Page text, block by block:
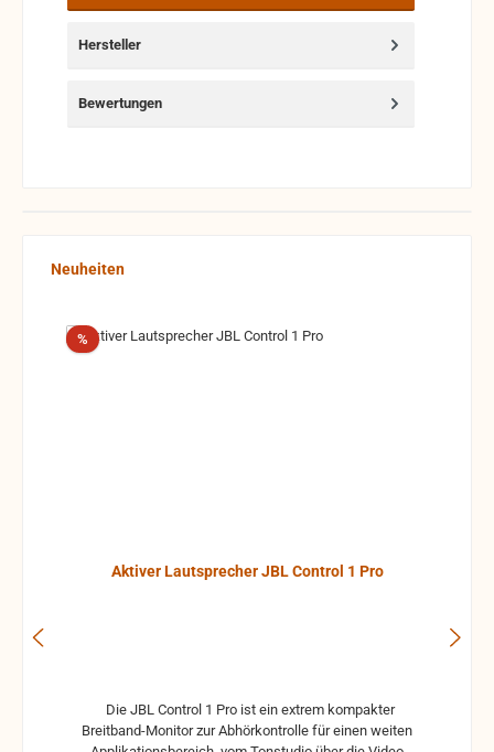
Hersteller
Bewertungen
Produktgalerie überspringen
Neuheiten
%Rabatt
Aktiver Lautsprecher JBL Control 1 Pro
Breitband-Monitor zur Abhörkontrolle für einen weiten